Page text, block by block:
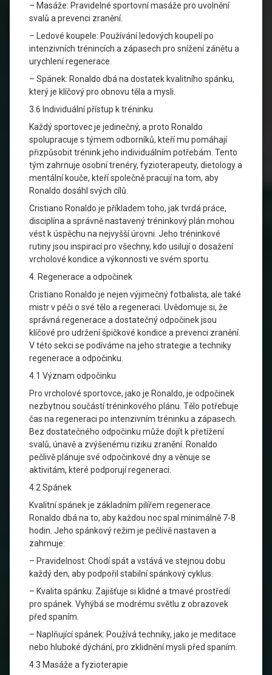
– Masáže: Pravidelné sportovní masáže pro uvolnění
svalů a prevenci zranění.
– Ledové koupele: Používání ledových koupelí po
intenzivních trénincích a zápasech pro snížení zánětu a
urychlení regenerace.
– Spánek: Ronaldo dbá na dostatek kvalitního spánku,
který je klíčový pro obnovu těla a mysli.
3.6 Individuální přístup k tréninku
Každý sportovec je jedinečný, a proto Ronaldo
spolupracuje s týmem odborníků, kteří mu pomáhají
přizpůsobit trénink jeho individuálním potřebám. Tento
tým zahrnuje osobní trenéry, fyzioterapeuty, dietology a
mentální kouče, kteří společně pracují na tom, aby
Ronaldo dosáhl svých cílů.
Cristiano Ronaldo je příkladem toho, jak tvrdá práce,
disciplína a správně nastavený tréninkový plán mohou
vést k úspěchu na nejvyšší úrovni. Jeho tréninkové
rutiny jsou inspirací pro všechny, kdo usilují o dosažení
vrcholové kondice a výkonnosti ve svém sportu.
4. Regenerace a odpočinek
Cristiano Ronaldo je nejen výjimečný fotbalista, ale také
mistr v péči o své tělo a regeneraci. Uvědomuje si, že
správná regenerace a dostatečný odpočinek jsou
klíčové pro udržení špičkové kondice a prevenci zranění.
V této sekci se podíváme na jeho strategie a techniky
regenerace a odpočinku.
4.1 Význam odpočinku
Pro vrcholové sportovce, jako je Ronaldo, je odpočinek
nezbytnou součástí tréninkového plánu. Tělo potřebuje
čas na regeneraci po intenzivním tréninku a zápasech.
Bez dostatečného odpočinku může dojít k přetížení
svalů, únavě a zvýšenému riziku zranění. Ronaldo
pečlivě plánuje své odpočinkové dny a věnuje se
aktivitám, které podporují regeneraci.
4.2 Spánek
Kvalitní spánek je základním pilířem regenerace.
Ronaldo dbá na to, aby každou noc spal minimálně 7-8
hodin. Jeho spánkový režim je pečlivě nastaven a
zahrnuje:
– Pravidelnost: Chodí spát a vstává ve stejnou dobu
každý den, aby podpořil stabilní spánkový cyklus.
– Kvalita spánku: Zajišťuje si klidné a tmavé prostředí
pro spánek. Vyhýbá se modrému světlu z obrazovek
před spaním.
– Naplňující spánek: Používá techniky, jako je meditace
nebo hluboké dýchání, pro zklidnění mysli před spaním.
4.3 Masáže a fyzioterapie